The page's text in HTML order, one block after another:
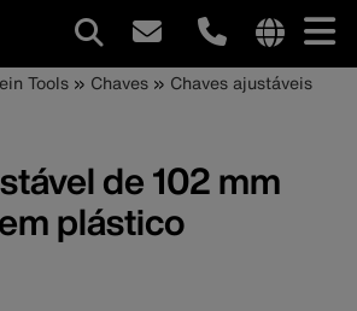
site
Tools Chaves Chaves ajustáveis
de 102 mm
plástico